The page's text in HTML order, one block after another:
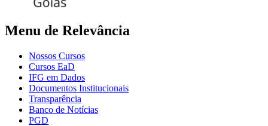
Menu de Relevância
Nossos Cursos
Cursos EaD
IFG em Dados
Documentos Institucionais
Transparência
Banco de Notícias
PGD